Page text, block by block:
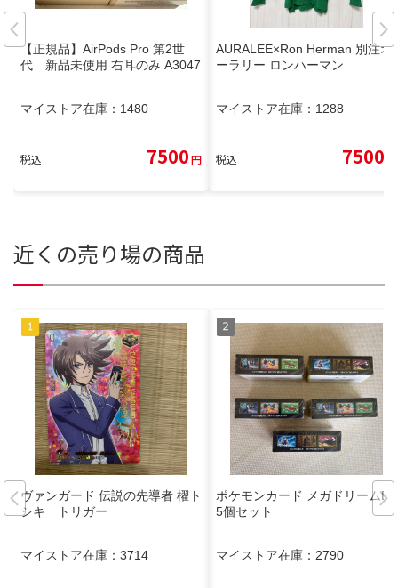
【正規品】AirPods Pro 第2世
代 新品未使用 右耳のみ A3047
マイストア在庫： 1480
税込 7500円
AURALEE×Ron Herman 別注オ
ーラリー ロンハーマン
マイストア在庫： 1288
税込 7500
近くの売り場の商品
ヴァンガード 伝説の先導者 櫂ト
シキ トリガー
マイストア在庫： 3714
ポケモンカード メガドリームEX
5個セット
マイストア在庫： 2790